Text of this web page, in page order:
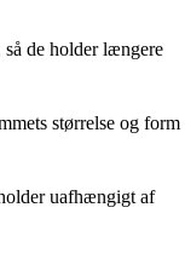
så de holder længere
størrelse og form
uafhængigt af